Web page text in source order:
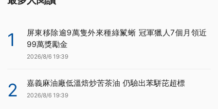
1
屏東移除逾9萬隻外來種綠鬣蜥 冠軍獵人7個月領近
99萬獎勵金
2026/8/6 19:39
2 嘉義麻油廠低溫焙炒苦茶油 仍驗出苯駢芘超標
2026/8/6 19:39